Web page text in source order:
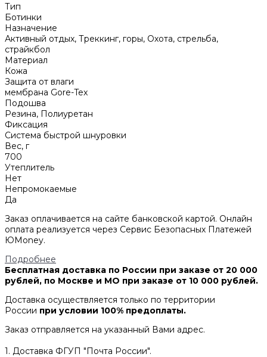
Тип
Ботинки
Назначение
Активный отдых, Треккинг, горы, Охота, стрельба,
страйкбол
Материал
Кожа
Защита от влаги
мембрана Gore-Tex
Подошва
Резина, Полиуретан
Фиксация
Система быстрой шнуровки
Вес, г
700
Утеплитель
Нет
Непромокаемые
Да
Заказ оплачивается на сайте банковской картой. Онлайн
оплата реализуется через Сервис Безопасных Платежей
ЮMoney.
Подробнее
Бесплатная доставка по России при заказе от 20 000
рублей, по Москве и МО при заказе от 10 000 рублей.
Доставка осуществляется только по территории
России при условии 100% предоплаты.
Заказ отправляется на указанный Вами адрес.
1. Доставка ФГУП "Почта России".